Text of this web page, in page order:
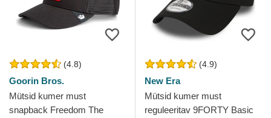
(4.8)
Goorin Bros.
Mütsid kumer must
snapback Freedom The
(4.9)
New Era
Mütsid kumer must
reguleeritav 9FORTY Basic